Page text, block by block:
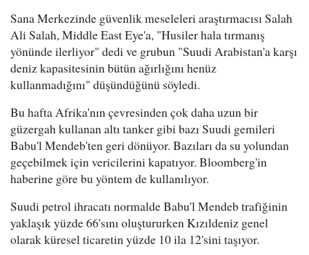
Sana Merkezinde güvenlik meseleleri araştırmacısı Salah
Ali Salah, Middle East Eye'a, "Husiler hala tırmanış
yönünde ilerliyor" dedi ve grubun "Suudi Arabistan'a karşı
deniz kapasitesinin bütün ağırlığını henüz
kullanmadığını" düşündüğünü söyledi.
Bu hafta Afrika'nın çevresinden çok daha uzun bir
güzergah kullanan altı tanker gibi bazı Suudi gemileri
Babu'l Mendeb'ten geri dönüyor. Bazıları da su yolundan
geçebilmek için vericilerini kapatıyor. Bloomberg'in
haberine göre bu yöntem de kullanılıyor.
Suudi petrol ihracatı normalde Babu'l Mendeb trafiğinin
yaklaşık yüzde 66'sını oluştururken Kızıldeniz genel
olarak küresel ticaretin yüzde 10 ila 12'sini taşıyor.